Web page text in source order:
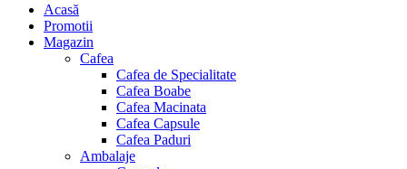
Menu
Acasă
Promotii
Magazin
Cafea
Cafea de Specialitate
Cafea Boabe
Cafea Macinata
Cafea Capsule
Cafea Paduri
Ambalaje